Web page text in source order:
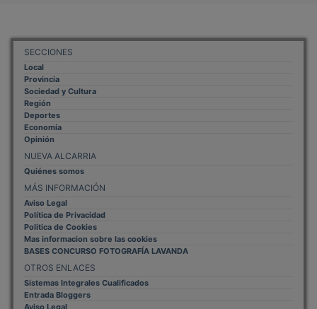
SECCIONES
Local
Provincia
Sociedad y Cultura
Región
Deportes
Economía
Opinión
NUEVA ALCARRIA
Quiénes somos
MÁS INFORMACIÓN
Aviso Legal
Política de Privacidad
Politica de Cookies
Mas informacion sobre las cookies
BASES CONCURSO FOTOGRAFÍA LAVANDA
Sistemas Integrales Cualificados
Entrada Bloggers
Aviso Legal